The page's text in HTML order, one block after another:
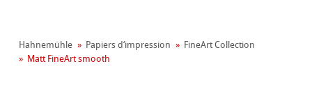
Hahnemühle Papiers d‘impression
FineArt Collection
Matt FineArt smooth